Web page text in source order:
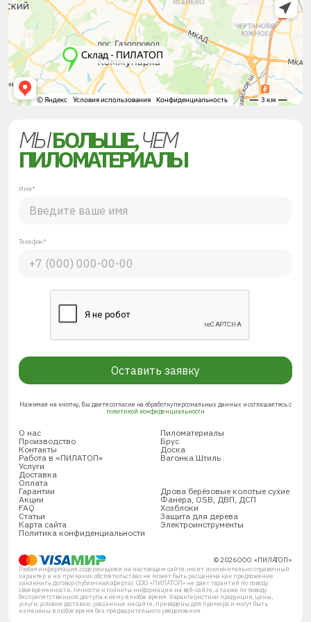
МЫБОЛЬШЕ,ЧЕМ
ПИЛОМАТЕРИАЛЫ
Имя*
Телефон*
Оставить заявку
Нажимая на кнопку, Вы даете согласие на обработку персональных данных и соглашаетесь с
политикой конфиденциальности
О нас
Производство
Контакты
Работа в «ПИЛАТОП»
Услуги
Доставка
Оплата
Гарантии
Акции
FAQ
Статьи
Карта сайта
Политика конфиденциальности
Пиломатериалы
Брус
Доска
Вагонка Штиль
Дрова берёзовые колотые сухие
Фанера, OSB, ДВП, ДСП
Хозблоки
Защита для дерева
Электроинструменты
© 2026 ООО «ПИЛАТОП»
Любая информация, содержащаяся на настоящем сайте, носит исключительно справочный
характер и ни при каких обстоятельствах не может быть расценена как предложение
заключить договор (публичная оферта). ООО «ПИЛАТОП» не дает гарантий по поводу
своевременности, точности и полноты информации на веб-сайте, а также по поводу
беспрепятственного доступа к нему в любое время. Характеристики продукции, цены,
услуги, условия доставки, указанные на сайте, приведены для примера и могут быть
изменены в любое время без предварительного уведомления.